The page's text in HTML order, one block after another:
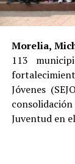
Morelia,
113
Jóvenes
Juventud en